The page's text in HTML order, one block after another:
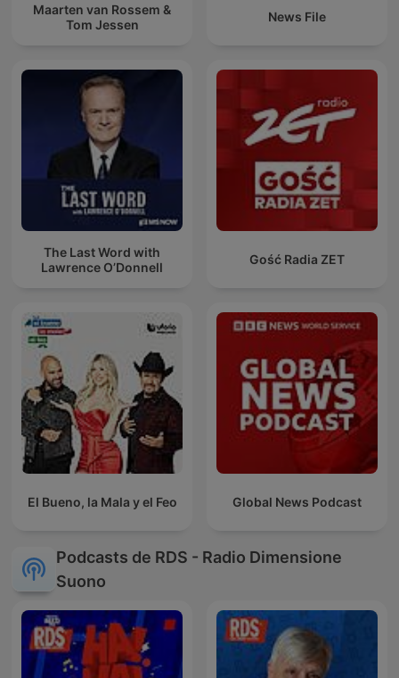
Maarten van Rossem &
Tom Jessen
News File
The Last Word with
Lawrence O’Donnell
Gość Radia ZET
El Bueno, la Mala y el Feo Global News Podcast
Podcasts de RDS - Radio Dimensione
Suono